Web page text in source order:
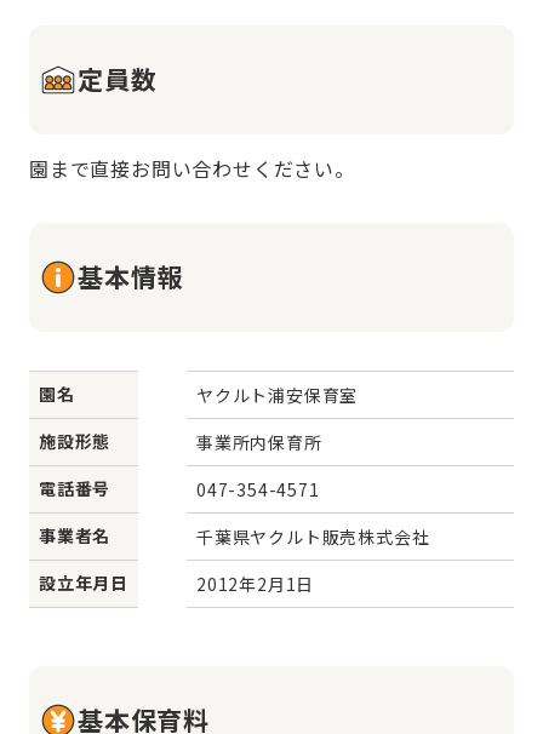
定員数
園まで直接お問い合わせください。
基本情報
園名
ヤクルト浦安保育室
施設形態
事業所内保育所
電話番号
047-354-4571
事業者名
千葉県ヤクルト販売株式会社
設立年月日
2012年2月1日
基本保育料